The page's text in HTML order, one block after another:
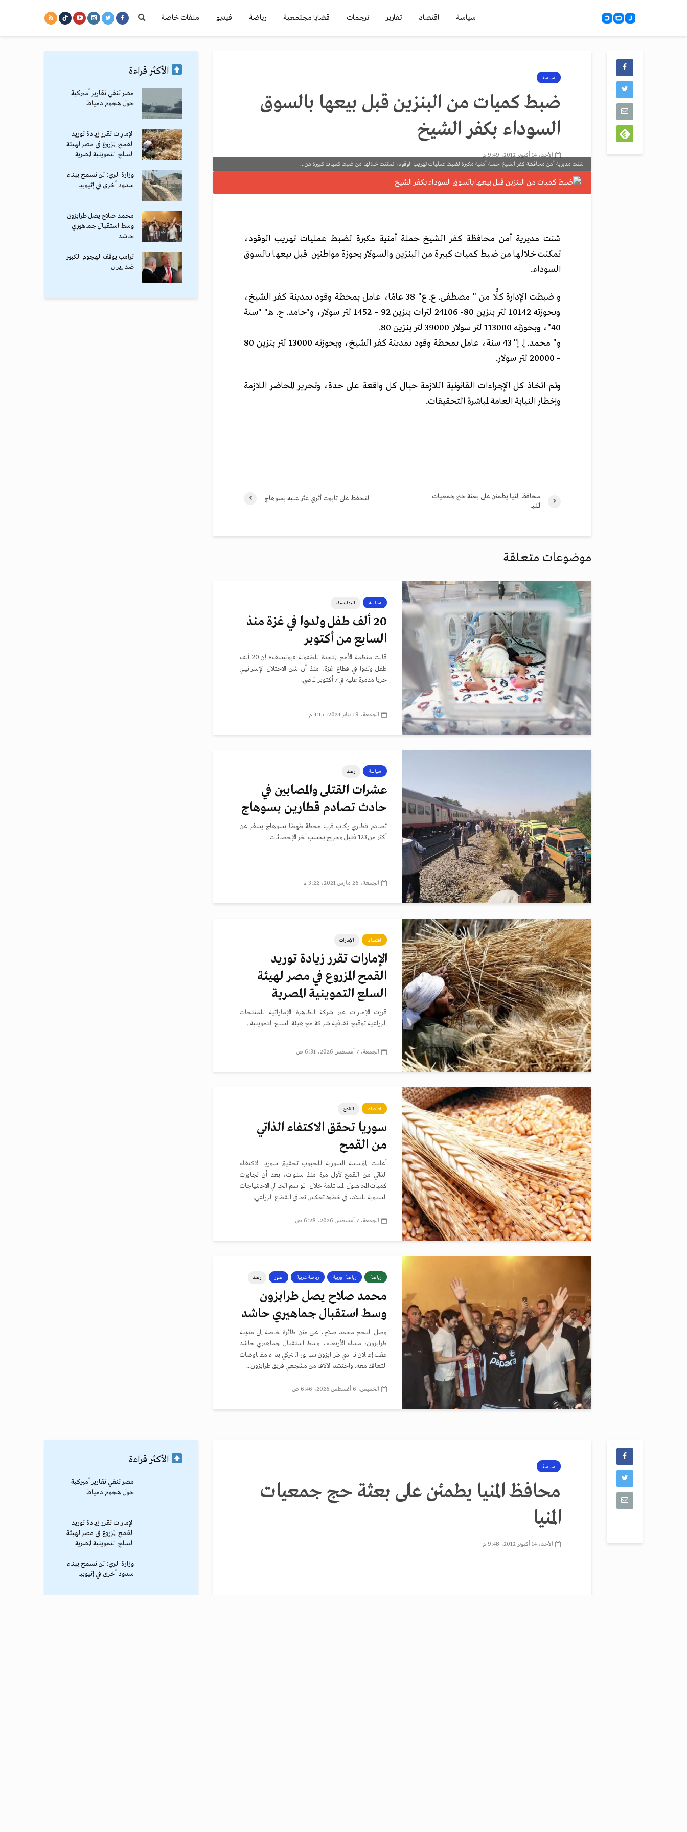
سياسة اقتصاد تقارير ترجمات قضايا مجتمعية رياضة فيديو ملفات خاصة
سياسة
ضبط كميات من البنزين قبل بيعها بالسوق
السوداء بكفر الشيخ
الأحد، 14 أكتوبر 2012، 9:49 م
شنت مديرية أمن محافظة كفر الشيخ حملة أمنية مكبرة لضبط عمليات تهريب الوقود، تمكنت خلالها من ضبط كميات كبيرة من...
شنت مديرية أمن محافظة كفر الشيخ حملة أمنية مكبرة لضبط عمليات تهريب الوقود،
تمكنت خلالها من ضبط كميات كبيرة من البنزين والسولار بحوزة مواطنين قبل بيعها بالسوق
السوداء.
و ضبطت الإدارة كلًّا من " مصطفى. ع. ع" 38 عامًا، عامل بمحطة وقود بمدينة كفر الشيخ،
وبحوزته 10142 لتر بنزين 80- 24106 لترات بنزين 92 – 1452 لتر سولار، و"حامد. ح. هـ" "سنة
40"، وبحوزته 113000 لتر سولار-39000 لتر بنزين 80
.
و" محمد. إ. إ" 43 سنة، عامل بمحطة وقود بمدينة كفر الشيخ، وبحوزته 13000 لتر بنزين 80
– 20000 لتر سولار
.
وتم اتخاذ كل الإجراءات القانونية اللازمة حيال كل واقعة على حدة، وتحرير المحاضر اللازمة
وإخطار النيابة العامة لمباشرة التحقيقات.
التحفظ على تابوت أثري عثر عليه بسوهاج
محافظ المنيا يطمئن على بعثة حج جمعيات
المنيا
موضوعات متعلقة
سياسة اليونيسيف
20 ألف طفل ولدوا في غزة منذ
السابع من أكتوبر
قالت منظمة الأمم المتحدة للطفولة «يونيسف» إن 20 ألف
طفل ولدوا في قطاع غزة، منذ أن شن الاحتلال الإسرائيلي
حربا مدمرة عليه في 7 أكتوبر الماضي.
الجمعة، 19 يناير 2024، 4:15 م
سياسة رصد
عشرات القتلى والمصابين في
حادث تصادم قطارين بسوهاج
تصادم قطاري ركاب قرب محطة طهطا بسوهاج يسفر عن
أكثر من 123 قتيل وجريح بحسب آخر الإحصائات.
الجمعة، 26 مارس 2021، 3:22 م
اقتصاد الإمارات
الإمارات تقرر زيادة توريد
القمح المزروع في مصر لهيئة
السلع التموينية المصرية
قررت الإمارات عبر شركة الظاهرة الإماراتية للمنتجات
الزراعية توقيع اتفاقية شراكة مع هيئة السلع التموينية...
الجمعة، 7 أغسطس 2026، 6:31 ص
اقتصاد القمح
سوريا تحقق الاكتفاء الذاتي
من القمح
أعلنت المؤسسة السورية للحبوب تحقيق سوريا الاكتفاء
الذاتي من القمح لأول مرة منذ سنوات، بعد أن تجاوزت
كميات المحصول المستلمة خلال الموسم الحالي الاحتياجات
السنوية للبلاد، في خطوة تعكس تعافي القطاع الزراعي...
الجمعة، 7 أغسطس 2026، 6:28 ص
رياضة رياضة اوربية رياضة عربية صور رصد
محمد صلاح يصل طرابزون
وسط استقبال جماهيري حاشد
وصل النجم محمد صلاح، على متن طائرة خاصة إلى مدينة
طرابزون، مساء الأربعاء، وسط استقبال جماهيري حاشد
عقب إعلان نادي طرابزون سبور التركي بدء مفاوضات
التعاقد معه. واحتشد الآلاف من مشجعي فريق طرابزون...
الخميس، 6 أغسطس 2026، 6:46 ص
الأكثر قراءة
مصر تنفي تقارير أميركية
حول هجوم دمياط
الإمارات تقرر زيادة توريد
القمح المزروع في مصر لهيئة
السلع التموينية المصرية
وزارة الري: لن نسمح ببناء
سدود أخرى في إثيوبيا
محمد صلاح يصل طرابزون
وسط استقبال جماهيري
حاشد
ترامب يوقف الهجوم الكبير
ضد إيران
سياسة
محافظ المنيا يطمئن على بعثة حج جمعيات
المنيا
الأحد، 14 أكتوبر 2012، 9:48 م
الأكثر قراءة
مصر تنفي تقارير أميركية
حول هجوم دمياط
الإمارات تقرر زيادة توريد
القمح المزروع في مصر لهيئة
السلع التموينية المصرية
وزارة الري: لن نسمح ببناء
سدود أخرى في إثيوبيا